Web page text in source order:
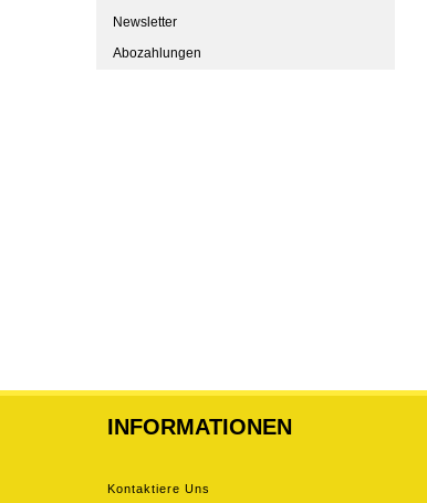
Newsletter
Abozahlungen
INFORMATIONEN
Kontaktiere Uns